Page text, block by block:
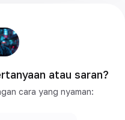
atau saran?
cara yang nyaman: